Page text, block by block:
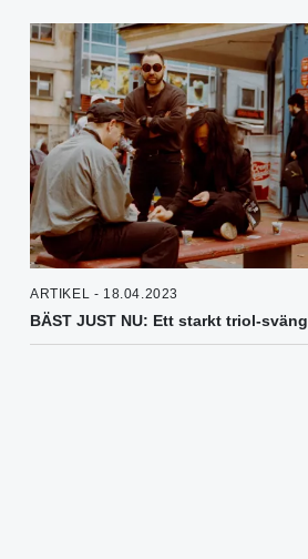
ARTIKEL - 18.04.2023
BÄST JUST NU: Ett starkt triol-sväng